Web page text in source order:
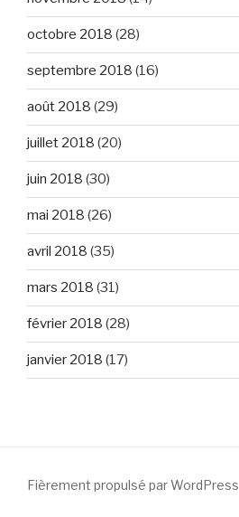
octobre 2018 (28)
septembre 2018 (16)
août 2018 (29)
juillet 2018 (20)
juin 2018 (30)
mai 2018 (26)
avril 2018 (35)
mars 2018 (31)
février 2018 (28)
janvier 2018 (17)
Fièrement propulsé par WordPress